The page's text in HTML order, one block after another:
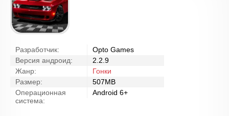
Разработчик:
Opto Games
Версия андроид:
2.2.9
Жанр:
Гонки
Размер:
507MB
Операционная
система:
Android 6+